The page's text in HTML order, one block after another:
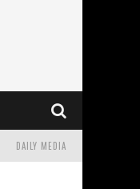
DAILY MEDIA